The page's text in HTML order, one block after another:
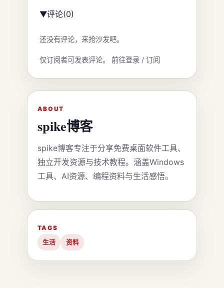
▶评论(0)
还没有评论，来抢沙发吧。
仅订阅者可发表评论。 前往登录 / 订阅
ABOUT
spike博客
spike博客专注于分享免费桌面软件工具、
独立开发资源与技术教程。涵盖Windows
工具、AI资源、编程资料与生活感悟。
TAGS
生活
资料